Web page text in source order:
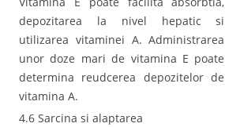
depozitarea la nivel hepatic si
utilizarea vitaminei A. Administrarea
unor doze mari de vitamina E poate
determina reudcerea depozitelor de
vitamina A.
4.6 Sarcina si alaptarea